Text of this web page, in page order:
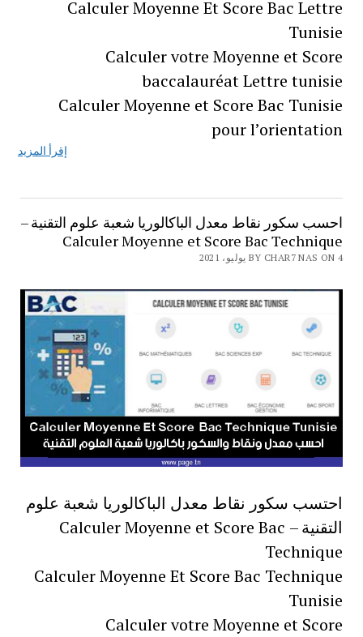
Calculer Moyenne Et Score Bac Lettre
Tunisie
Calculer votre Moyenne et Score
baccalauréat Lettre tunisie
Calculer Moyenne et Score Bac Tunisie
pour l’orientation
إقرأ المزيد
احسب سكور نقاط معدل الباكالوريا شعبة علوم التقنية –
Calculer Moyenne et Score Bac Technique
BY CHAR7 NAS ON 4 يوليو، 2021
احتسب سكور نقاط معدل الباكالوريا شعبة علوم
التقنية – Calculer Moyenne et Score Bac
Technique
Calculer Moyenne Et Score Bac Technique
Tunisie
Calculer votre Moyenne et Score